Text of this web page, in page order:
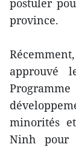
province.
approuvé
minorités
Ninh pour